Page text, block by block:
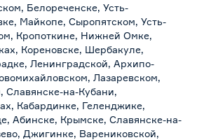
Белореченске, Усть-
Майкопе, Сыропятском, Усть-
Кропоткине, Нижней Омке,
Кореновске, Шербакуле,
Ленинградской, Архипо-
Лазаревском,
Славянске-на-Кубани,
Кабардинке, Геленджике,
Абинске, Крымске, Славянске-на-
Джигинке, Варениковской,